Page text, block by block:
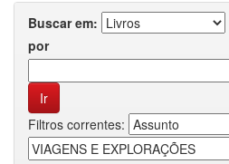
Buscar em:
por
Filtros correntes: